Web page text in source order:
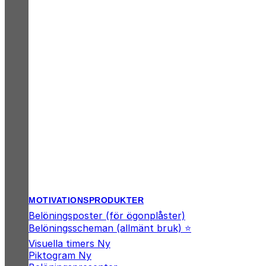
MOTIVATIONSPRODUKTER
Belöningsposter (för ögonplåster)
Belöningsscheman (allmänt bruk) ⭐
Visuella timers
Piktogram